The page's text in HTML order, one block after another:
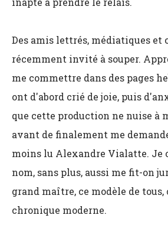
Des amis lettrés, médiatiques et
récemment invité à souper.
me commettre dans des pages
ont d'abord crié de joie, puis
que cette production ne nuise à
avant de finalement me
moins lu Alexandre Vialatte. Je
nom, sans plus, aussi me fit-on
grand maître, ce modèle de tous,
chronique moderne.